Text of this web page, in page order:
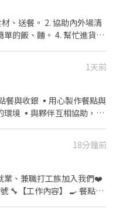
、送餐。 2. 協助內外場清
的飯、麵。 4. 幫忙進貨、
健保
盒 4. 生日禮金 ⭐️如有
喜歡快節奏環境的您，期
1天前
餐與收銀 ▪️用心製作餐點與
環境 ▪️與夥伴互相協助，一
18分鐘前
製